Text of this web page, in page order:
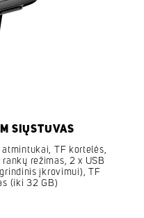
SIŲSTUVAS
atmintukai, TF kortelės,
režimas, 2 x USB
įkrovimui), TF
(iki 32 GB)